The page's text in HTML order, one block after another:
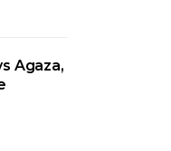
Agaza,